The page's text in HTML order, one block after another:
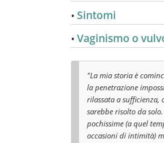
Sintomi
Vaginismo o
"La mia storia è
la penetrazione
rilassata a sufficienza,
sarebbe risolto da
pochissime (a quel
occasioni di intimità)